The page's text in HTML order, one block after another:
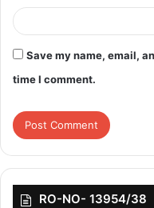
Save my name, email,
time I comment.
RO-NO- 13954/38